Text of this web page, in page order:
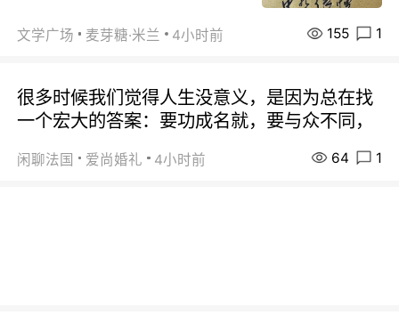
文学广场 麦芽糖·米兰 4小时前 155 1
很多时候我们觉得人生没意义，是因为总在找
一个宏大的答案：要功成名就，要与众不同，
闲聊法国 爱尚婚礼 4小时前 64 1